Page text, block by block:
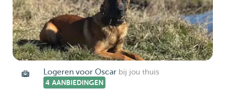
Logeren voor Oscar bij jou thuis
4 AANBIEDINGEN